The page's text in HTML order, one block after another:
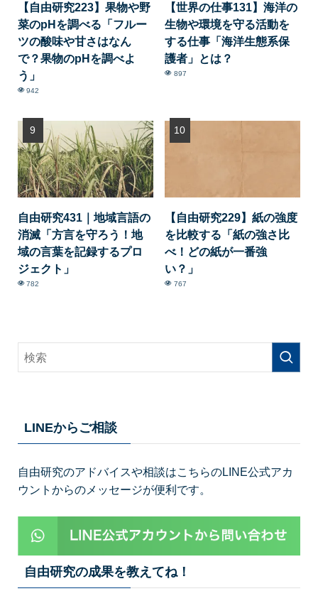
【自由研究223】果物や野
菜のpHを調べる「フルー
ツの酸味や甘さはなん
で？果物のpHを調べよ
う」
942
【世界の仕事131】海洋の
生物や環境を守る活動を
する仕事「海洋生態系保
護者」とは？
897
自由研究431｜地域言語の
消滅「方言を守ろう！地
域の言葉を記録するプロ
ジェクト」
782
【自由研究229】紙の強度
を比較する「紙の強さ比
べ！どの紙が一番強
い？」
767
LINEからご相談
自由研究のアドバイスや相談はこちらのLINE公式アカ
ウントからのメッセージが便利です。
自由研究の成果を教えてね！